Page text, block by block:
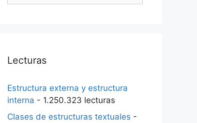
Lecturas
Estructura externa y estructura
interna - 1.250.323 lecturas
Clases de estructuras textuales -